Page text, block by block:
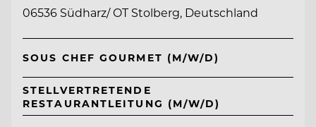
06536 Südharz/ OT Stolberg, Deutschland
SOUS CHEF GOURMET (M/W/D)
STELLVERTRETENDE
RESTAURANTLEITUNG (M/W/D)